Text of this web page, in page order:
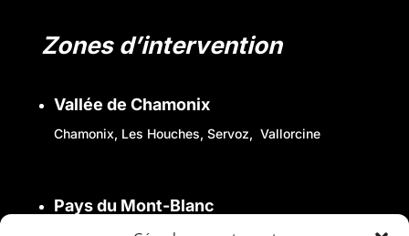
Zones d’intervention
Vallée de Chamonix
Chamonix, Les Houches, Servoz, Vallorcine
Pays du Mont-Blanc